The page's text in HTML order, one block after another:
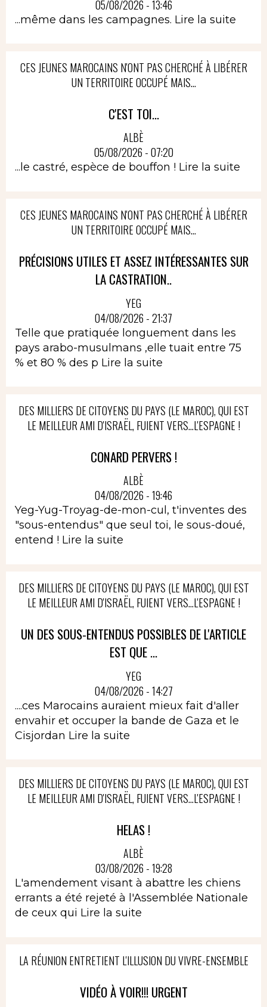
05/08/2026 - 13:46
...même dans les campagnes. Lire la suite
CES JEUNES MAROCAINS N'ONT PAS CHERCHÉ À LIBÉRER
UN TERRITOIRE OCCUPÉ MAIS...
C'EST TOI...
ALBÈ
05/08/2026 - 07:20
...le castré, espèce de bouffon ! Lire la suite
CES JEUNES MAROCAINS N'ONT PAS CHERCHÉ À LIBÉRER
UN TERRITOIRE OCCUPÉ MAIS...
PRÉCISIONS UTILES ET ASSEZ INTÉRESSANTES SUR
LA CASTRATION..
YEG
04/08/2026 - 21:37
Telle que pratiquée longuement dans les
pays arabo-musulmans ,elle tuait entre 75
% et 80 % des p Lire la suite
DES MILLIERS DE CITOYENS DU PAYS (LE MAROC), QUI EST
LE MEILLEUR AMI D'ISRAËL, FUIENT VERS...L'ESPAGNE !
CONARD PERVERS !
ALBÈ
04/08/2026 - 19:46
Yeg-Yug-Troyag-de-mon-cul, t'inventes des
"sous-entendus" que seul toi, le sous-doué,
entend ! Lire la suite
DES MILLIERS DE CITOYENS DU PAYS (LE MAROC), QUI EST
LE MEILLEUR AMI D'ISRAËL, FUIENT VERS...L'ESPAGNE !
UN DES SOUS-ENTENDUS POSSIBLES DE L'ARTICLE
EST QUE ...
YEG
04/08/2026 - 14:27
....ces Marocains auraient mieux fait d'aller
envahir et occuper la bande de Gaza et le
Cisjordan Lire la suite
DES MILLIERS DE CITOYENS DU PAYS (LE MAROC), QUI EST
LE MEILLEUR AMI D'ISRAËL, FUIENT VERS...L'ESPAGNE !
HELAS !
ALBÈ
03/08/2026 - 19:28
L'amendement visant à abattre les chiens
errants a été rejeté à l'Assemblée Nationale
de ceux qui Lire la suite
LA RÉUNION ENTRETIENT L'ILLUSION DU VIVRE-ENSEMBLE
VIDÉO À VOIR!!! URGENT